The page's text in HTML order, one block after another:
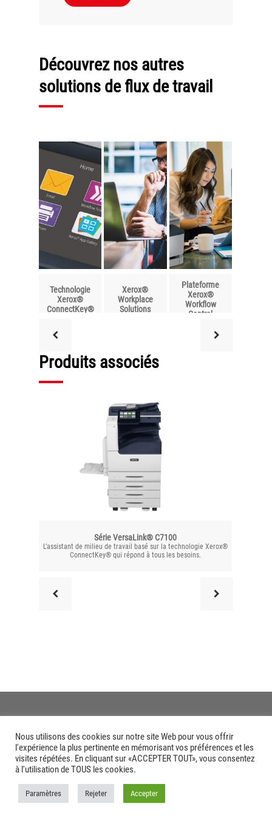
Découvrez nos autres
solutions de flux de travail
Technologie
Xerox®
ConnectKey®
Xerox®
Workplace
Solutions
Plateforme
Xerox®
Workflow
Central
Produits associés
Série VersaLink® C7100
L’assistant de milieu de travail basé sur la technologie Xerox®
ConnectKey® qui répond à tous les besoins.
Nous utilisons des cookies sur notre site Web pour vous offrir
l'expérience la plus pertinente en mémorisant vos préférences et les
visites répétées. En cliquant sur «ACCEPTER TOUT», vous consentez
à l'utilisation de TOUS les cookies.
Paramètres Rejeter Accepter